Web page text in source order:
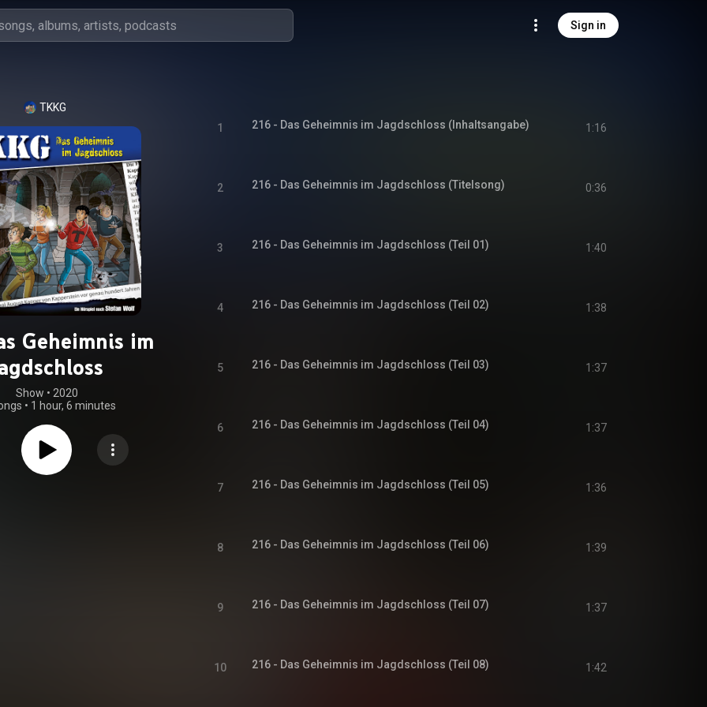
Sign in
TKKG
Geheimnis im
Show • 2020
• 1 hour, 6 minutes
1 216 - Das Geheimnis im Jagdschloss (Inhaltsangabe) 1:16
2 216 - Das Geheimnis im Jagdschloss (Titelsong) 0:36
3 216 - Das Geheimnis im Jagdschloss (Teil 01) 1:40
4 216 - Das Geheimnis im Jagdschloss (Teil 02) 1:38
5 216 - Das Geheimnis im Jagdschloss (Teil 03) 1:37
6 216 - Das Geheimnis im Jagdschloss (Teil 04) 1:37
7 216 - Das Geheimnis im Jagdschloss (Teil 05) 1:36
8 216 - Das Geheimnis im Jagdschloss (Teil 06) 1:39
9 216 - Das Geheimnis im Jagdschloss (Teil 07) 1:37
10 216 - Das Geheimnis im Jagdschloss (Teil 08) 1:42